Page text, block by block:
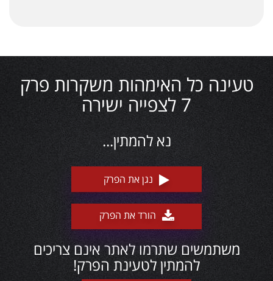
טעינה כל האימהות משקרות פרק
7 לצפייה ישירה
נא להמתין...
נגן את הפרק
הורד את הפרק
משתמשים שתרמו לאתר אינם צריכים
להמתין לטעינת הפרק!